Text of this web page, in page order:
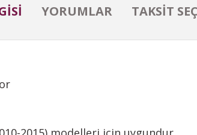
YORUMLAR TAKSIT